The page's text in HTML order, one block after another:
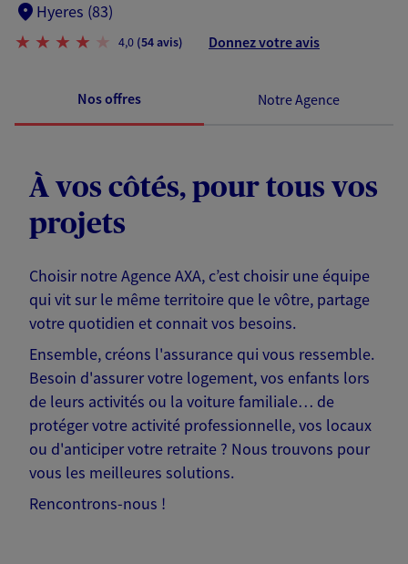
Hyeres (83)
4,0 (54 avis) Donnez votre avis
Nos offres Notre Agence
À vos côtés, pour tous vos
projets
Choisir notre Agence AXA, c’est choisir une équipe
qui vit sur le même territoire que le vôtre, partage
votre quotidien et connait vos besoins.
Ensemble, créons l'assurance qui vous ressemble.
Besoin d'assurer votre logement, vos enfants lors
de leurs activités ou la voiture familiale… de
protéger votre activité professionnelle, vos locaux
ou d'anticiper votre retraite ? Nous trouvons pour
vous les meilleures solutions.
Rencontrons-nous !